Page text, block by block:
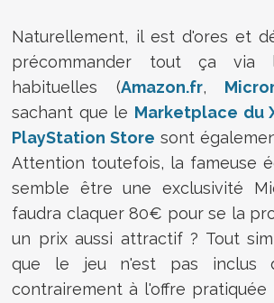
Naturellement, il est d'ores et
précommander tout ça via
habituelles (Amazon.fr,
sachant que le Marketplace du
PlayStation Store sont
Attention toutefois, la fameuse
semble être une exclusivité
faudra claquer 80€ pour se la
un prix aussi attractif ? Tout
que le jeu n'est pas inclus
contrairement à l'offre pratiquée